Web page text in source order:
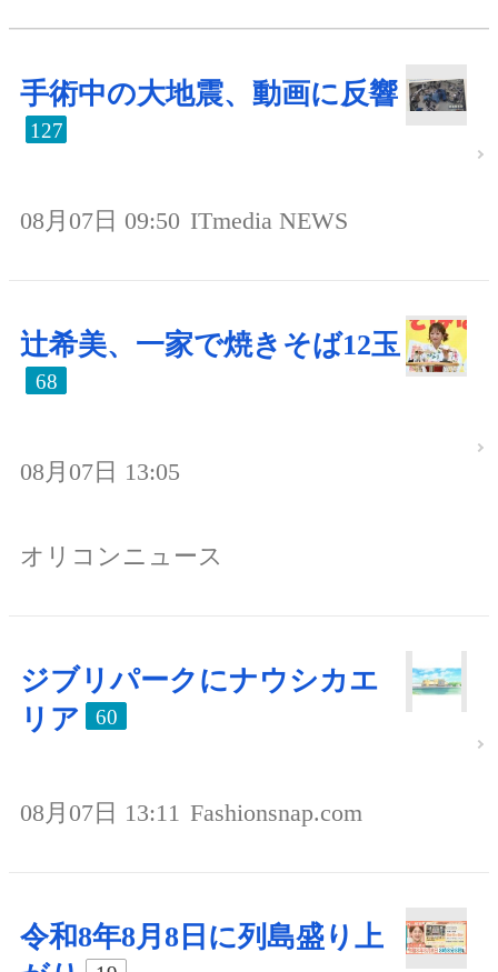
手術中の大地震、動画に反響
127
08月07日 09:50 ITmedia NEWS
辻希美、一家で焼きそば12玉
68
08月07日 13:05
オリコンニュース
ジブリパークにナウシカエ
リア
60
08月07日 13:11 Fashionsnap.com
令和8年8月8日に列島盛り上